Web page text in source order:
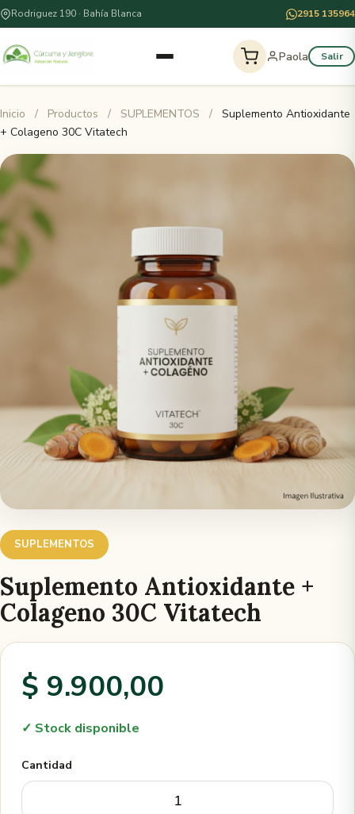
Rodriguez 190 · Bahía Blanca 2915 135964
Paola Salir
Inicio / Productos / SUPLEMENTOS /
Suplemento Antioxidante
+ Colageno 30C Vitatech
SUPLEMENTOS
Suplemento Antioxidante +
Colageno 30C Vitatech
$ 9.900,00
✓ Stock disponible
Cantidad